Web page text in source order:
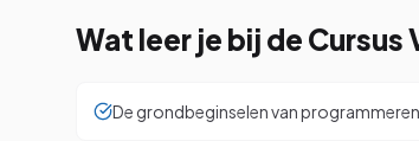
Wat leer je bij de Cursus
De grondbeginselen van